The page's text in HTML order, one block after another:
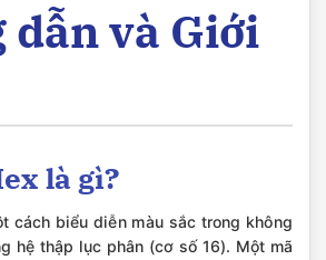
dẫn và Giới
là gì?
cách biểu diễn màu sắc trong không
hệ thập lục phân (cơ số 16). Một mã